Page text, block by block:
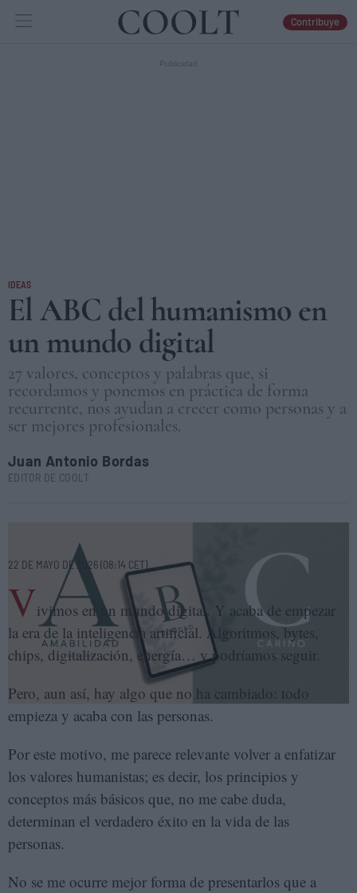
IDEAS
Contribuye
IDEAS
El ABC del humanismo en
un mundo digital
27 valores, conceptos y palabras que, si
recordamos y ponemos en práctica de forma
recurrente, nos ayudan a crecer como personas y a
ser mejores profesionales.
Juan Antonio Bordas
EDITOR DE COOLT
22 DE MAYO DE 2026 (08:14 CET)
Vivimos en un mundo digital. Y acaba de empezar
la era de la inteligencia artificial. Algoritmos, bytes,
chips, digitalización, energía… y podríamos seguir.
Pero, aun así, hay algo que no ha cambiado: todo
empieza y acaba con las personas.
Por este motivo, me parece relevante volver a enfatizar
los valores humanistas; es decir, los principios y
conceptos más básicos que, no me cabe duda,
determinan el verdadero éxito en la vida de las
personas.
No se me ocurre mejor forma de presentarlos que a